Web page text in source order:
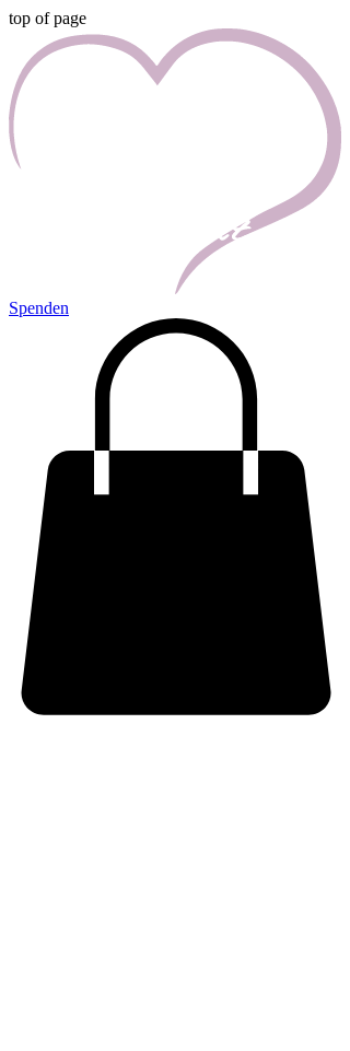
top of page
Spenden